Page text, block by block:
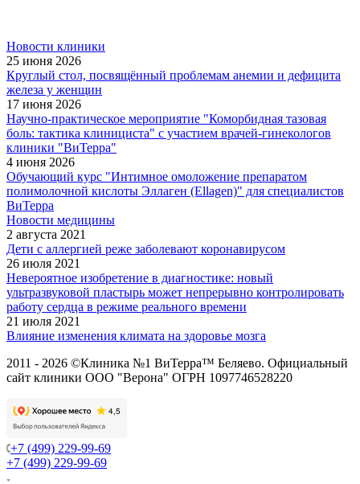
Новости клиники
25 июня 2026
Круглый стол, посвящённый проблемам анемии и дефицита
железа у женщин
17 июня 2026
Научно-практическое мероприятие "Коморбидная тазовая
боль: тактика клинициста" с участием врачей-гинекологов
клиники "ВиТерра"
4 июня 2026
Обучающий курс "Интимное омоложение препаратом
полимолочной кислоты Эллаген (Ellagen)" для специалистов
ВиТерра
Новости медицины
2 августа 2021
Дети с аллергией реже заболевают коронавирусом
26 июля 2021
Невероятное изобретение в диагностике: новый
ультразвуковой пластырь может непрерывно контролировать
работу сердца в режиме реального времени
21 июля 2021
Влияние изменения климата на здоровье мозга
2011 - 2026 ©Клиника №1 ВиТерра™ Беляево. Официальный
сайт клиники ООО "Верона" ОГРН 1097746528220
+7 (499) 229-99-69
+7 (499) 229-99-69